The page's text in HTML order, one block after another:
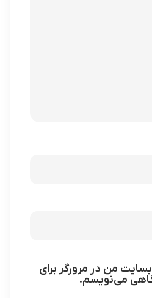
من در مرورگر برای
می‌نویسم.